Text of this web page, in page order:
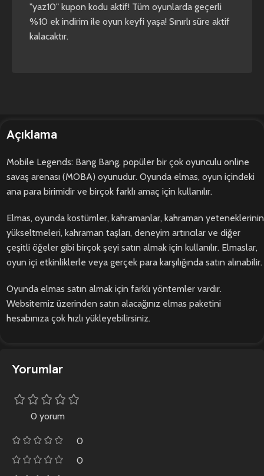
"yaz10" kupon kodu aktif! Tüm oyunlarda geçerli
%10 ek indirim ile oyun keyfi yaşa! Sınırlı süre aktif
kalacaktır.
Açıklama
Mobile Legends: Bang Bang, popüler bir çok oyunculu online
savaş arenası (MOBA) oyunudur. Oyunda elmas, oyun içindeki
ana para birimidir ve birçok farklı amaç için kullanılır.
Elmas, oyunda kostümler, kahramanlar, kahraman yeteneklerinin
yükseltmeleri, kahraman taşları, deneyim artırıcılar ve diğer
çeşitli öğeler gibi birçok şeyi satın almak için kullanılır. Elmaslar,
oyun içi etkinliklerle veya gerçek para karşılığında satın alınabilir.
Oyunda elmas satın almak için farklı yöntemler vardır.
Websitemiz üzerinden satın alacağınız elmas paketini
hesabınıza çok hızlı yükleyebilirsiniz.
Yorumlar
0 yorum
0
0